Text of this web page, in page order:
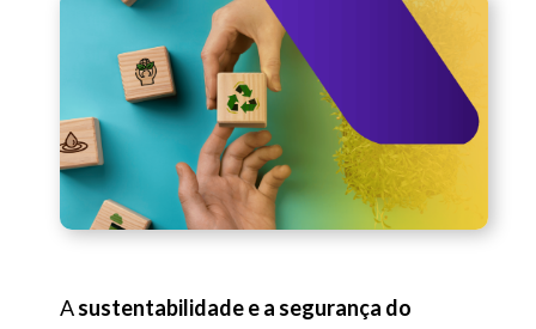
Asustentabilidade e a segurança do